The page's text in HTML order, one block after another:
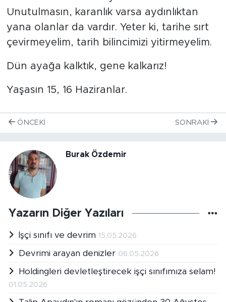
Unutulmasın, karanlık varsa aydınlıktan
yana olanlar da vardır. Yeter ki, tarihe sırt
çevirmeyelim, tarih bilincimizi yitirmeyelim.
Dün ayağa kalktık, gene kalkarız!
Yaşasın 15, 16 Haziranlar.
ÖNCEKI SONRAKI
Burak Özdemir
Yazarın Diğer Yazıları
İşçi sınıfı ve devrim 15.05.2026
Devrimi arayan denizler 06.05.2026
Holdingleri devletleştirecek işçi sınıfımıza selam!
01.05.2026